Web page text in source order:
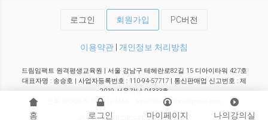
홈 로그인 마이페이지 나의강의실
로그인 회원가입 PC버전
이용약관 개인정보 처리방침
드림임팩트 원격평생교육원 | 서울 강남구 테헤란로82길 15 디아이타워 427호
대표자명 : 송승호 | 사업자등록번호 : 110-94-57717 | 통신판매업 신고번호 : 제
2019-서울강남-04333호
전화 070-8879-1919 | e-MAIL : teps19revolution@gmail.com